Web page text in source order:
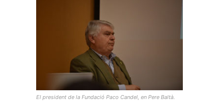
El president de la Fundació Paco Candel, en Pere Baltà.